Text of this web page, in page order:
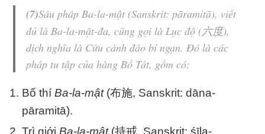
(7)Sáu pháp Ba-la-mật (Sanskrit: pāramitā), viết
đủ là Ba-la-mật-đa, cũng gọi là Lụcđộ (六度),
dịch nghĩa là Cứu cánh đáo bỉ ngạn. Đó là các
pháp tu tập của hàng Bồ Tát, gồm có:
Bố thíBa-la-mật(布施, Sanskrit: dāna-
pāramitā).
Trì giớiBa-la-mật(持戒, Sanskrit: śīla-